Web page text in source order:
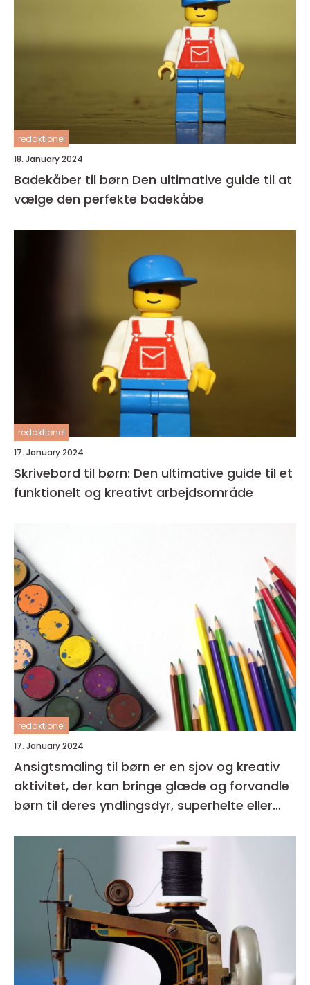
redaktionel
18. January 2024
Badekåber til børn Den ultimative guide til at
vælge den perfekte badekåbe
redaktionel
17. January 2024
Skrivebord til børn: Den ultimative guide til et
funktionelt og kreativt arbejdsområde
redaktionel
17. January 2024
Ansigtsmaling til børn er en sjov og kreativ
aktivitet, der kan bringe glæde og forvandle
børn til deres yndlingsdyr, superhelte eller